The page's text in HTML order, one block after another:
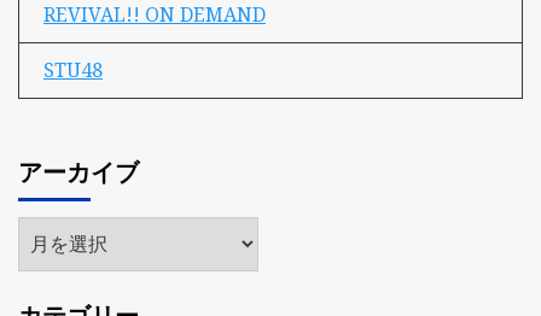
REVIVAL!! ON DEMAND
STU48
アーカイブ
ア
ー